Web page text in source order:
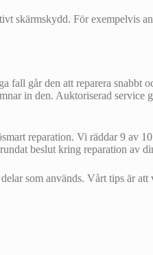
skärmskydd. För exempelvis
går den att reparera snabbt
in den. Auktoriserad service
reparation. Vi räddar 9 av
beslut kring reparation av
som används. Vårt tips är